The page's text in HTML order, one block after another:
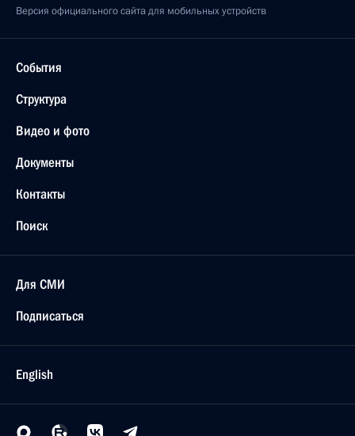
Версия официального сайта для мобильных устройств
События
Структура
Видео и фото
Документы
Контакты
Поиск
Для СМИ
Подписаться
English